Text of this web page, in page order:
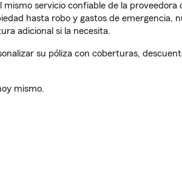
servicio confiable de la proveedora
hasta robo y gastos de emergencia,
adicional si la necesita.
su póliza con coberturas,
mismo.